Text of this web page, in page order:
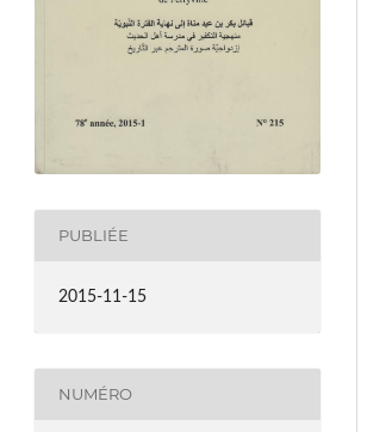
PUBLIÉE
2015-11-15
NUMÉRO